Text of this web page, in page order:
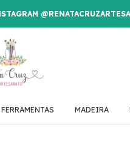
FERRAMENTAS MADEIRA